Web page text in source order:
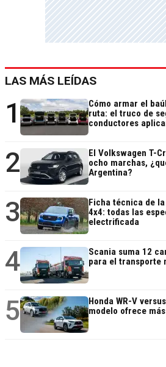
LAS MÁS LEÍDAS
1
Cómo armar el
ruta: el truco de
conductores
2
El Volkswagen T-
ocho marchas,
Argentina?
3
Ficha técnica de
4x4: todas las
electrificada
4
Scania suma 12
para el transporte
5
Honda WR-V
modelo ofrece